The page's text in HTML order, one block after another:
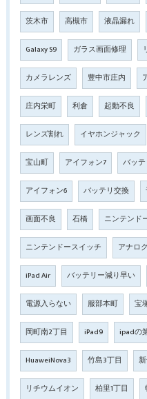
茨木市 高槻市 液晶漏れ
Galaxy S9 ガラス画面修理
カメラレンズ 豊中市庄内
庄内栄町 利倉 起動不良
レンズ割れ イヤホンジャック
宝山町 アイフォン7 バッ
アイフォン6 バッテリ交換
画面不良 石橋 ニンテンド
ニンテンドースイッチ アナロ
iPad Air バッテリー減り早い
電源入らない 服部本町 宝
岡町南2丁目 iPad9 ipadの
HuaweiNova3 竹島3丁目
リチウムイオン 柏里1丁目